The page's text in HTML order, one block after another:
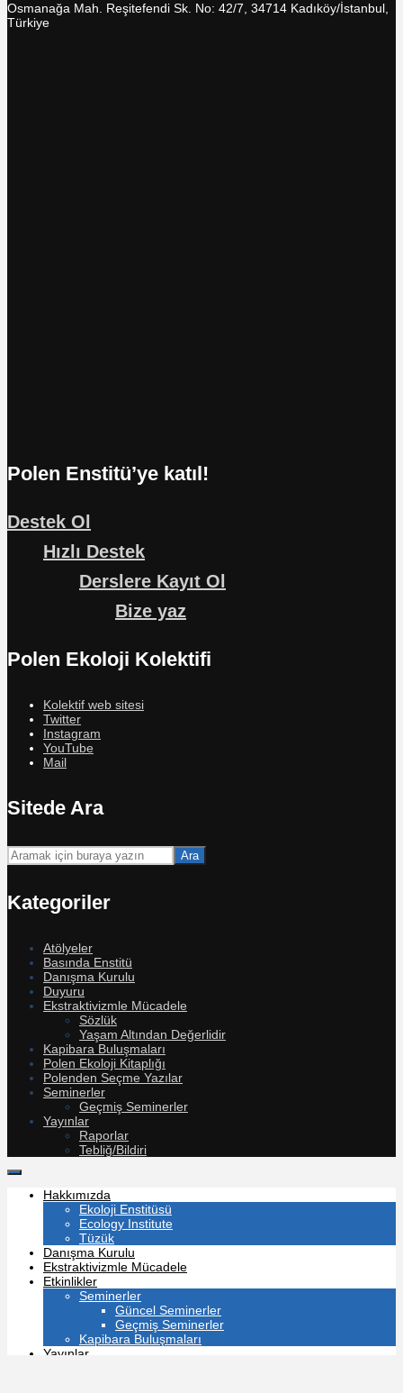
Osmanağa Mah. Reşitefendi Sk. No: 42/7, 34714 Kadıköy/İstanbul,
Türkiye
Polen Enstitü’ye katıl!
Destek Ol
Hızlı Destek
Derslere Kayıt Ol
Bize yaz
Polen Ekoloji Kolektifi
Kolektif web sitesi
Twitter
Instagram
YouTube
Mail
Sitede Ara
Ara
Kategoriler
Atölyeler
Basında Enstitü
Danışma Kurulu
Duyuru
Ekstraktivizmle Mücadele
Sözlük
Yaşam Altından Değerlidir
Kapibara Buluşmaları
Polen Ekoloji Kitaplığı
Polenden Seçme Yazılar
Seminerler
Geçmiş Seminerler
Yayınlar
Raporlar
Tebliğ/Bildiri
Hakkımızda
Ekoloji Enstitüsü
Ecology Institute
Tüzük
Danışma Kurulu
Ekstraktivizmle Mücadele
Etkinlikler
Seminerler
Güncel Seminerler
Geçmiş Seminerler
Kapibara Buluşmaları
Yayınlar